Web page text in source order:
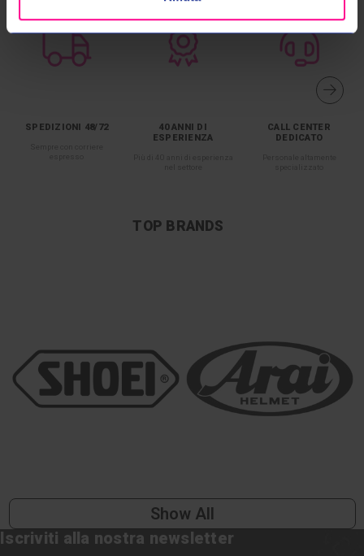
SPEDIZIONI 48/72
40 ANNI DI
ESPERIENZA
CALL CENTER
DEDICATO
TOP BRANDS
Show All
Iscriviti alla nostra newsletter